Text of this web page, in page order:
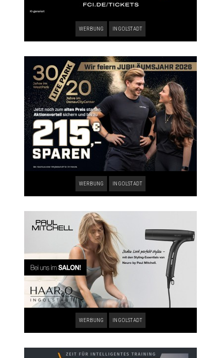
WERBUNG INGOLSTADT
WERBUNG INGOLSTADT
WERBUNG INGOLSTADT